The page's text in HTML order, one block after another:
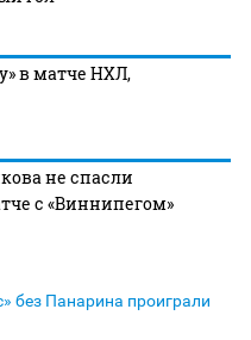
в матче НХЛ,
не спасли
с «Виннипегом»
без Панарина проиграли